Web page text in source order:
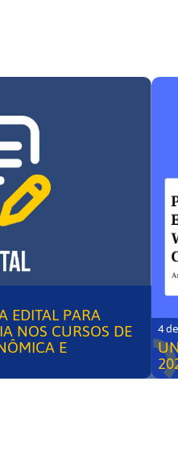
EDITAL PARA
NOS CURSOS DE
E
4